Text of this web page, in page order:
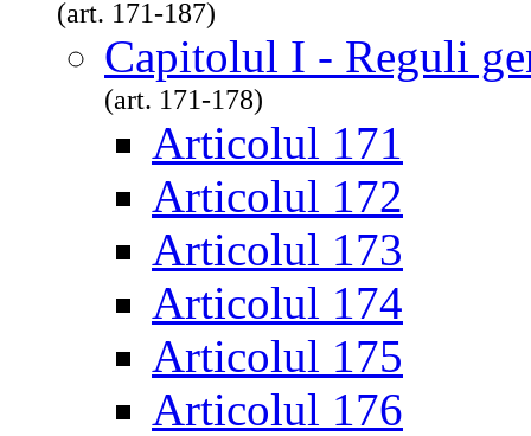
(art. 171-187)
Capitolul I - Reguli
(art. 171-178)
Articolul 171
Articolul 172
Articolul 173
Articolul 174
Articolul 175
Articolul 176